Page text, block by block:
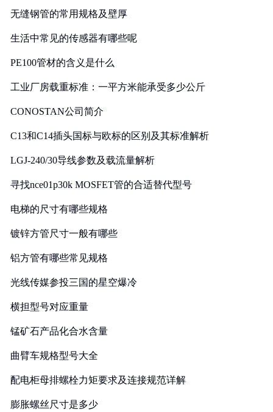
无缝钢管的常用规格及壁厚
生活中常见的传感器有哪些呢
PE100管材的含义是什么
工业厂房载重标准：一平方米能承受多少公斤
CONOSTAN公司简介
C13和C14插头国标与欧标的区别及其标准解析
LGJ-240/30导线参数及载流量解析
寻找nce01p30k MOSFET管的合适替代型号
电梯的尺寸有哪些规格
镀锌方管尺寸一般有哪些
铝方管有哪些常见规格
光线传媒参投三国的星空爆冷
横担型号对应重量
锰矿石产品化合水含量
曲臂车规格型号大全
配电柜母排螺栓力矩要求及连接规范详解
膨胀螺丝尺寸是多少